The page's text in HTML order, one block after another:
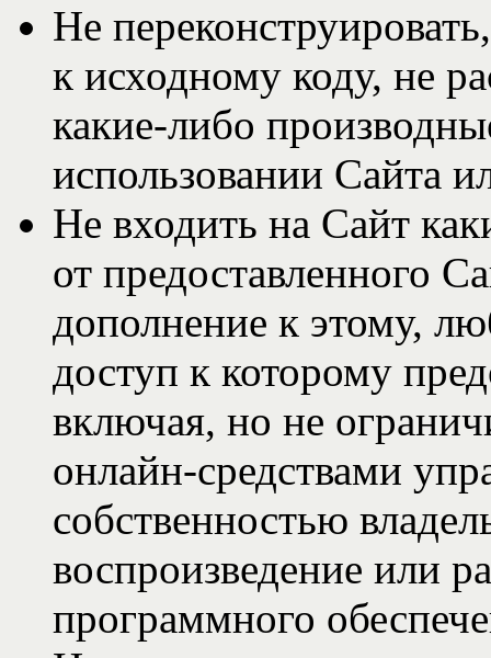
Не
к исходному коду, не
какие-либо
использовании Сайта
Не входить на Сайт
от предоставленного
дополнение к этому,
доступ к которому
включая, но не
онлайн-средствами
собственностью
воспроизведение или
программного